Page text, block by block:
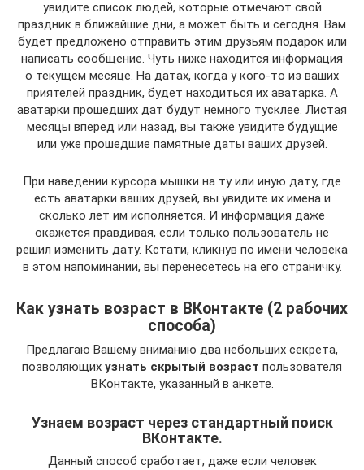
увидите список людей, которые отмечают свой
праздник в ближайшие дни, а может быть и сегодня. Вам
будет предложено отправить этим друзьям подарок или
написать сообщение. Чуть ниже находится информация
о текущем месяце. На датах, когда у кого-то из ваших
приятелей праздник, будет находиться их аватарка. А
аватарки прошедших дат будут немного тусклее. Листая
месяцы вперед или назад, вы также увидите будущие
или уже прошедшие памятные даты ваших друзей.
При наведении курсора мышки на ту или иную дату, где
есть аватарки ваших друзей, вы увидите их имена и
сколько лет им исполняется. И информация даже
окажется правдивая, если только пользователь не
решил изменить дату. Кстати, кликнув по имени человека
в этом напоминании, вы перенесетесь на его страничку.
Как узнать возраст в ВКонтакте (2 рабочих
способа)
Предлагаю Вашему вниманию два небольших секрета,
позволяющих узнать скрытый возраст пользователя
ВКонтакте, указанный в анкете.
Узнаем возраст через стандартный поиск
ВКонтакте.
Данный способ сработает, даже если человек